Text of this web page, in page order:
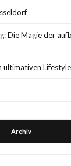
Die Magie der
ultimativen
Archiv